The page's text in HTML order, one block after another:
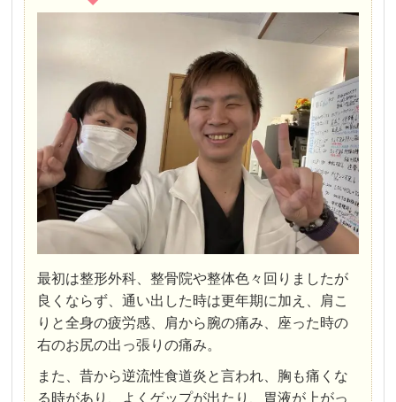
最初は整形外科、整骨院や整体色々回りましたが
良くならず、通い出した時は更年期に加え、肩こ
りと全身の疲労感、肩から腕の痛み、座った時の
右のお尻の出っ張りの痛み。
また、昔から逆流性食道炎と言われ、胸も痛くな
る時があり、よくゲップが出たり、胃液が上がっ